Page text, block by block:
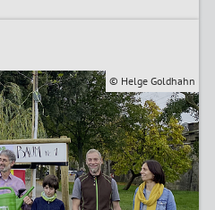
© Helge Goldhahn